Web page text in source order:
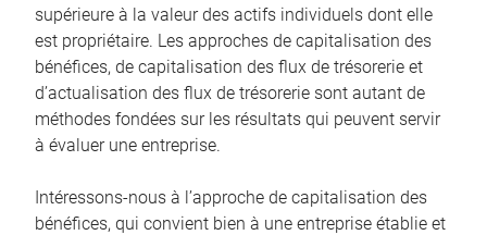
supérieure à la valeur des actifs individuels dont elle
est propriétaire. Les approches de capitalisation des
bénéfices, de capitalisation des flux de trésorerie et
d’actualisation des flux de trésorerie sont autant de
méthodes fondées sur les résultats qui peuvent servir
à évaluer une entreprise.
Intéressons-nous à l’approche de capitalisation des
bénéfices, qui convient bien à une entreprise établie et